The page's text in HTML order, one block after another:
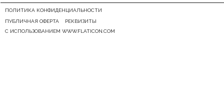
РЕКВИЗИТЫ
ПОЛИТИКА КОНФИДЕНЦИАЛЬНОСТИ
ПУБЛИЧНАЯ ОФЕРТА
С ИСПОЛЬЗОВАНИЕМ WWW.FLATICON.COM